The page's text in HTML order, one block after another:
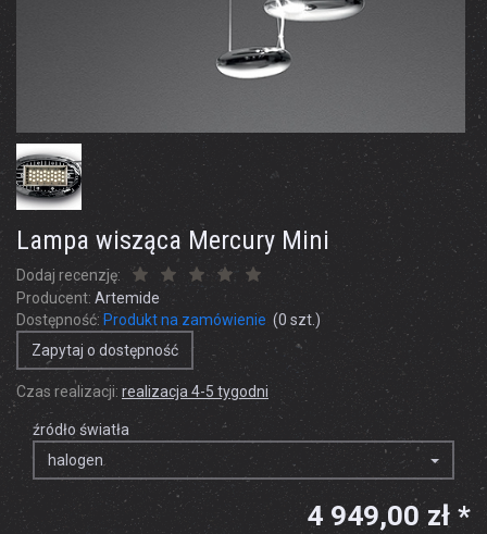
Lampa wisząca Mercury Mini
Dodaj recenzję:
Producent: Artemide
Dostępność: Produkt na zamówienie (0 szt.)
Zapytaj o dostępność
Czas realizacji: realizacja 4-5 tygodni
źródło światła
halogen
4 949,00 zł *